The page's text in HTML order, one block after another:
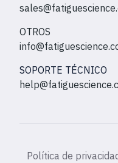
OTROS
SOPORTE TÉCNICO
Política de